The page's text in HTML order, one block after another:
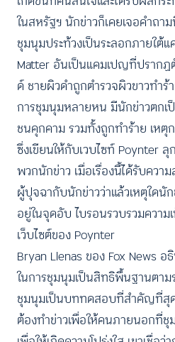
ในสหรัฐฯ นักข่าวก็เคยเจอคำถา
ชุมนุมประท้วงเป็นระลอกภายใต้
Matter อันเป็นแคมเปญที่ปราก
ด์ ชายผิวดำถูกตำรวจผิวขาวทำร้
การชุมนุมหลายหน มีนักข่าวตกเ
ชนคุกคาม รวมทั้งถูกทำร้าย เห
ซึ่งเขียนให้กับเวบไซท์ Poynter
พวกนักข่าว เมื่อเรื่องนี้ได้รับควา
ผู้ปุจฉากับนักข่าวว่าแล้วเหตุใดนัก
อยู่ในจุดอับ ไบรอนรวบรวมความ
เว็บไซต์ของ Poynter
Bryan Llenas ของ Fox News อ
ในการชุมนุมเป็นสิทธิพื้นฐานตาม
ชุมนุมเป็นบททดสอบที่สำคัญที่สุด
ต้องทำข่าวเพื่อให้คนภายนอกที่ชุ